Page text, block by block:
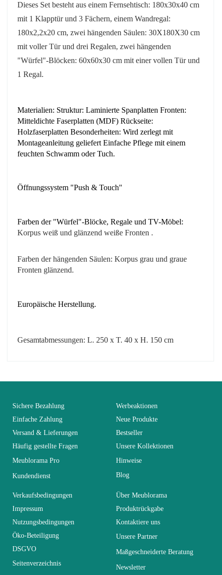
Dieses Set besteht aus einem Fernsehtisch: 180x30x40 cm
mit 1 Klapptür und 3 Fächern, einem Wandregal:
180x2,2x20 cm, zwei hängenden Säulen: 30X180X30 cm
mit voller Türund drei Regalen, zwei hängenden
"Würfel"-Blöcken: 60x60x30 cm mit einer vollen Tür und
1 Regal.
Materialien: Struktur: Laminierte Spanplatten Fronten:
Mitteldichte Faserplatten (MDF) Rückseite:
Holzfaserplatten Besonderheiten: Wird zerlegt mit
Montageanleitung geliefert Einfache Pflege mit einem
feuchten Schwamm oder Tuch.
Öffnungssystem "Push & Touch"
Farben der "Würfel"-Blöcke, Regale und TV-Möbel:
Korpus weiß und glänzend weiße Fronten .
Farben der hängenden Säulen: Korpus grau und graue
Fronten glänzend.
Europäische Herstellung.
Gesamtabmessungen: L. 250 x T. 40 x H. 150 cm
Alter Erwachsener
Kollektion SWITCH
Farben Weiß
Lieferzeiten (Anz.
Tage)
0
Abmessungen 330x180x40
Elektrisch Nicht elektrisch
You Must Login To Review
Sichere Bezahlung
Einfache Zahlung
Versand & Lieferungen
Häufig gestellte Fragen
Meublorama Pro
Kundendienst
Werbeaktionen
Neue Produkte
Bestseller
Unsere Kollektionen
Hinweise
Blog
Verkaufsbedingungen
Impressum
Nutzungsbedingungen
Öko-Beteiligung
DSGVO
Seitenverzeichnis
Über Meublorama
Produktrückgabe
Kontaktiere uns
Unsere Partner
Maßgeschneiderte Beratung
Newsletter